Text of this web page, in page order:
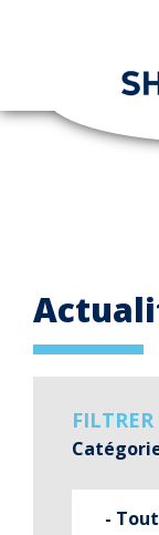
Aller
FILTRER
-